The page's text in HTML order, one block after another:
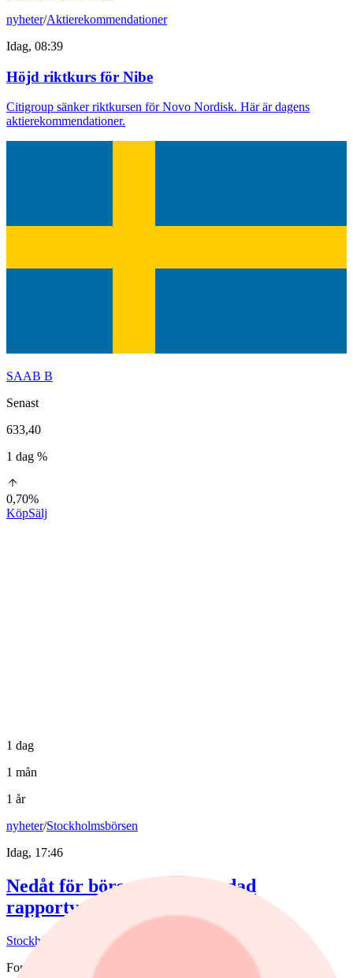
nyheter/Aktierekommendationer
Idag, 08:39
Höjd riktkurs för Nibe
Citigroup sänker riktkursen för Novo Nordisk. Här är dagens
aktierekommendationer.
SAAB B
Senast
633,40
1 dag %
0,70%
KöpSälj
1 dag
1 mån
1 år
nyheter/Stockholmsbörsen
Idag, 17:46
Nedåt för börsen efter blandad
rapportvecka
Stockholmsbörsen föll på veckans sista dag.
Fonder